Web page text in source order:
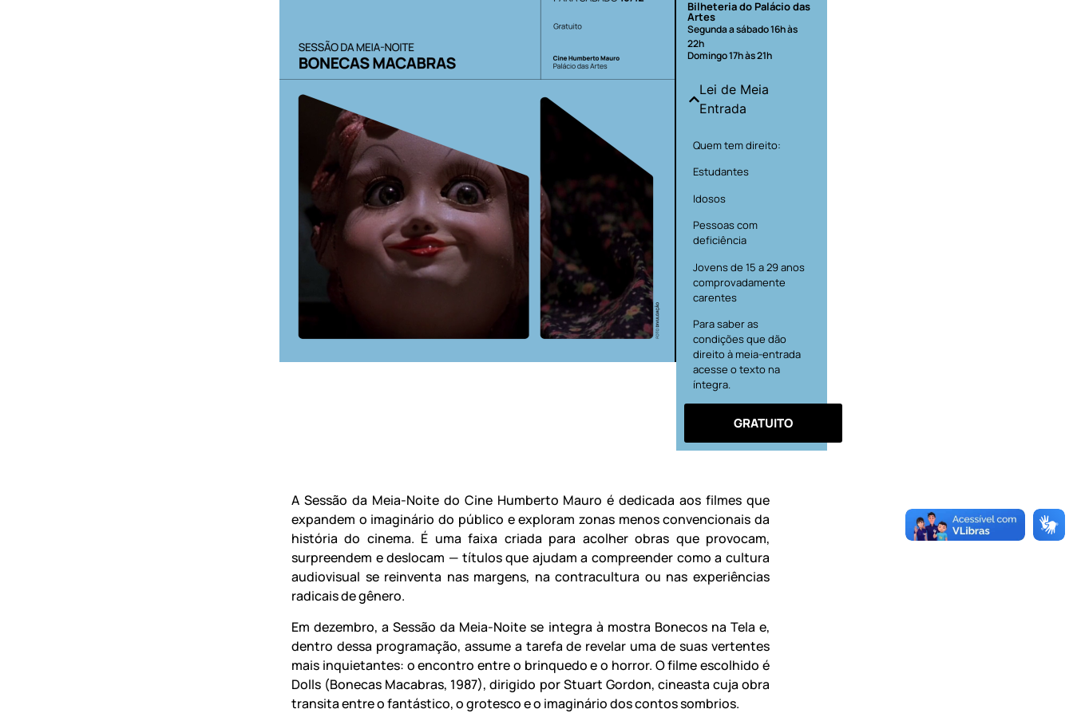
Bilheteria do Palácio das
Artes
Segunda a sábado 16h às
22h
Domingo 17h às 21h
Lei de Meia
Entrada
Quem tem direito:
Estudantes
Idosos
Pessoas com
deficiência
Jovens de 15 a 29 anos
comprovadamente
carentes
Para saber as
condições que dão
direito à meia-entrada
acesse o texto na
íntegra.
GRATUITO
A Sessão da Meia-Noite do Cine Humberto Mauro é dedicada aos filmes que
expandem o imaginário do público e exploram zonas menos convencionais da
história do cinema. É uma faixa criada para acolher obras que provocam,
surpreendem e deslocam — títulos que ajudam a compreender como a cultura
audiovisual se reinventa nas margens, na contracultura ou nas experiências
radicais de gênero.
Em dezembro, a Sessão da Meia-Noite se integra à mostra Bonecos na Tela e,
dentro dessa programação, assume a tarefa de revelar uma de suas vertentes
mais inquietantes: o encontro entre o brinquedo e o horror. O filme escolhido é
Dolls (Bonecas Macabras, 1987), dirigido por Stuart Gordon, cineasta cuja obra
transita entre o fantástico, o grotesco e o imaginário dos contos sombrios.